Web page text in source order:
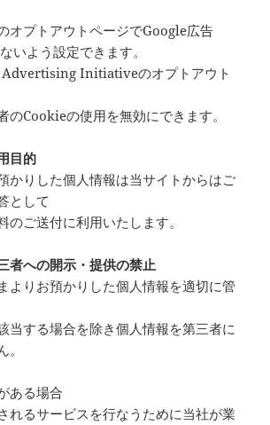
オプトアウトページでGoogle広告
いよう設定できます。
Initiativeのオプトアウト
のCookieの使用を無効にできます。
目的
かりした個人情報は当サイトからはご
として
のご送付に利用いたします。
者への開示・提供の禁止
よりお預かりした個人情報を適切に管
当する場合を除き個人情報を第三者に
ある場合
れるサービスを行なうために当社が業